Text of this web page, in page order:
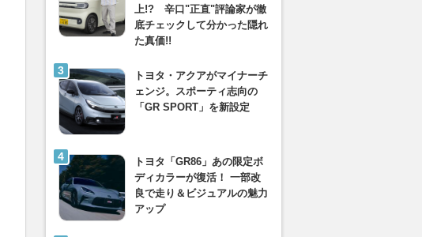
上!? 辛口"正直"評論家が徹
底チェックして分かった隠れ
た真価!!
トヨタ・アクアがマイナーチ
ェンジ。スポーティ志向の
「GR SPORT」を新設定
トヨタ「GR86」あの限定ボ
ディカラーが復活！ 一部改
良で走り＆ビジュアルの魅力
アップ